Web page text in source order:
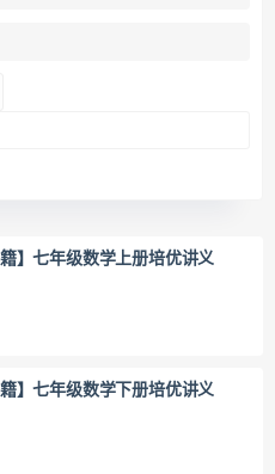
籍】七年级数学上册培优讲义
籍】七年级数学下册培优讲义